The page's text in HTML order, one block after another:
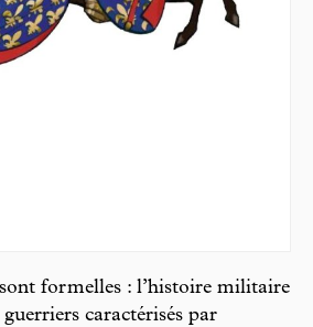
formelles : l’histoire militaire
guerriers caractérisés par